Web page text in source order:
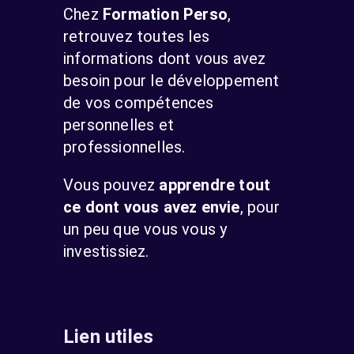
Chez Formation Perso,
retrouvez toutes les
informations dont vous avez
besoin pour le développement
de vos compétences
personnelles et
professionnelles.
Vous pouvez apprendre tout
ce dont vous avez envie, pour
un peu que vous vous y
investissiez.
Lien utiles